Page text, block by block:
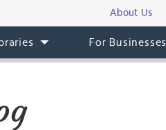
About Us
For Businesses